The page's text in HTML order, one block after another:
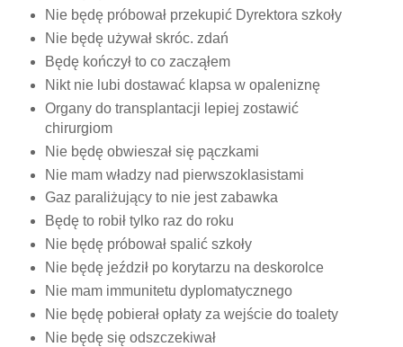
Nie będę próbował przekupić Dyrektora szkoły
Nie będę używał skróc. zdań
Będę kończył to co zacząłem
Nikt nie lubi dostawać klapsa w opaleniznę
Organy do transplantacji lepiej zostawić
chirurgiom
Nie będę obwieszał się pączkami
Nie mam władzy nad pierwszoklasistami
Gaz paraliżujący to nie jest zabawka
Będę to robił tylko raz do roku
Nie będę próbował spalić szkoły
Nie będę jeździł po korytarzu na deskorolce
Nie mam immunitetu dyplomatycznego
Nie będę pobierał opłaty za wejście do toalety
Nie będę się odszczekiwał